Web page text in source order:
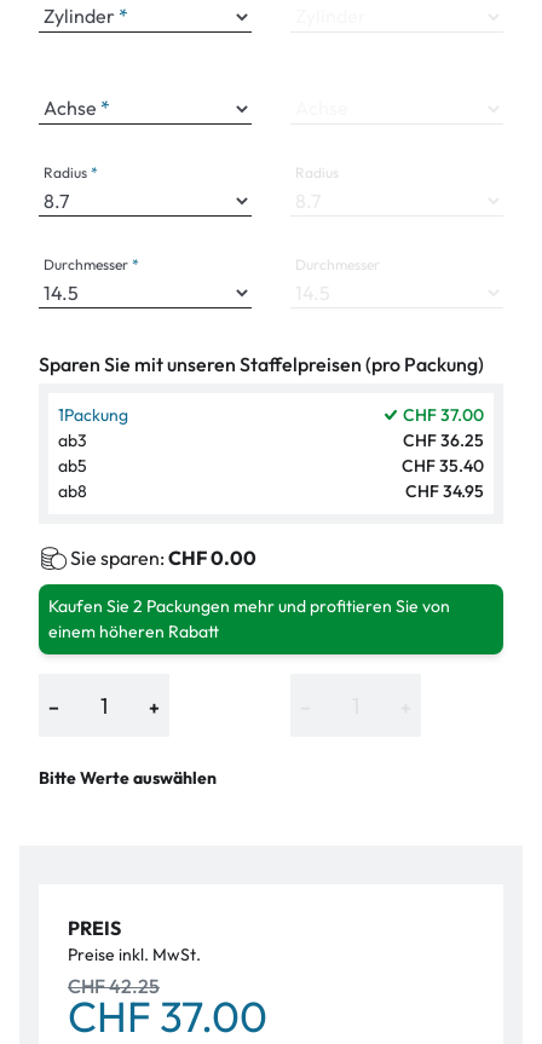
Zylinder
Achse
Radius
Durchmesser
Radius
Durchmesser
Sparen Sie mit unseren Staffelpreisen (pro Packung)
1Packung
CHF 37.00
ab3
CHF 36.25
ab5
CHF 35.40
ab8 CHF 34.95
Sie sparen: CHF 0.00
Kaufen Sie 2 Packungen mehr und profitieren Sie von
einem höheren Rabatt
− +
Bitte Werte auswählen
PREIS
Preise inkl. MwSt.
CHF 42.25
CHF 37.00